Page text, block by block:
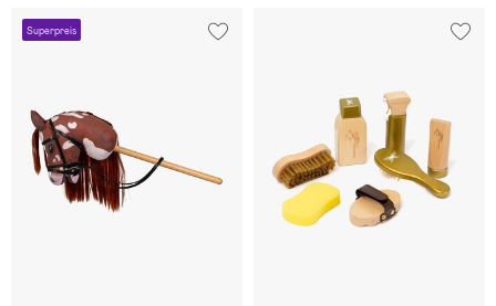
Superpreis